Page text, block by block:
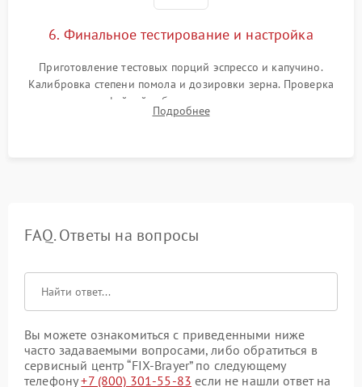
6. Финальное тестирование и настройка
Приготовление тестовых порций эспрессо и капучино.
Калибровка степени помола и дозировки зерна. Проверка
плотности кофейной таблетки, температуры напитка и
качества молочной пены. Контроль отсутствия посторонних
Подробнее
FAQ. Ответы на вопросы
Вы можете ознакомиться с приведенными ниже
часто задаваемыми вопросами, либо обратиться в
сервисный центр “FIX-Brayer” по следующему
телефону+7 (800) 301-55-83 если не нашли ответ на